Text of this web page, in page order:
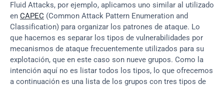
Fluid Attacks, por ejemplo, aplicamos uno similar al utilizado
en CAPEC (Common Attack Pattern Enumeration and
Classification) para organizar los patrones de ataque. Lo
que hacemos es separar los tipos de vulnerabilidades por
mecanismos de ataque frecuentemente utilizados para su
explotación, que en este caso son nueve grupos. Como la
intención aquí no es listar todos los tipos, lo que ofrecemos
a continuación es una lista de los grupos con tres tipos de